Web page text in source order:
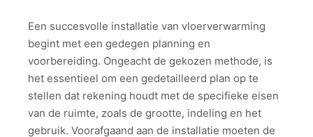
Een succesvolle installatie van vloerverwarming
begint met een gedegen planning en
voorbereiding. Ongeacht de gekozen methode, is
het essentieel om een gedetailleerd plan op te
stellen dat rekening houdt met de specifieke eisen
van de ruimte, zoals de grootte, indeling en het
gebruik. Voorafgaand aan de installatie moeten de